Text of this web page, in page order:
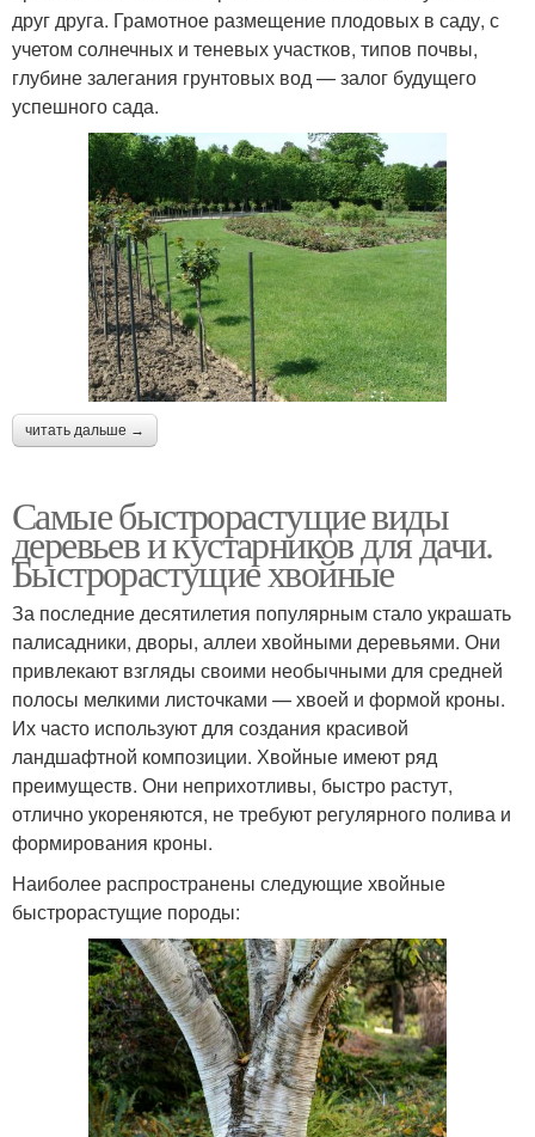
друг друга. Грамотное размещение плодовых в саду, с
учетом солнечных и теневых участков, типов почвы,
глубине залегания грунтовых вод — залог будущего
успешного сада.
читать дальше →
Самые быстрорастущие виды
деревьев и кустарников для дачи.
Быстрорастущие хвойные
За последние десятилетия популярным стало украшать
палисадники, дворы, аллеи хвойными деревьями. Они
привлекают взгляды своими необычными для средней
полосы мелкими листочками — хвоей и формой кроны.
Их часто используют для создания красивой
ландшафтной композиции. Хвойные имеют ряд
преимуществ. Они неприхотливы, быстро растут,
отлично укореняются, не требуют регулярного полива и
формирования кроны.
Наиболее распространены следующие хвойные
быстрорастущие породы: